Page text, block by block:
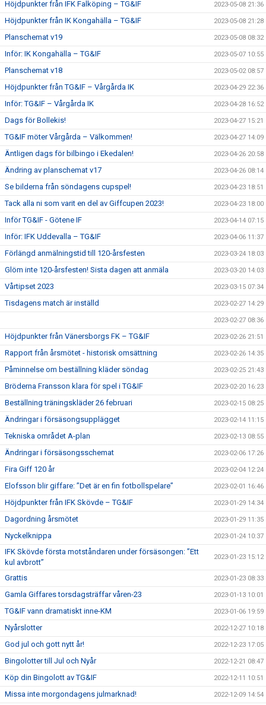
Höjdpunkter från IFK Falköping – TG&IF 2023-05-08 21:36
Höjdpunkter från IK Kongahälla – TG&IF 2023-05-08 21:28
Planschemat v19 2023-05-08 08:32
Inför: IK Kongahälla – TG&IF 2023-05-07 10:55
Planschemat v18 2023-05-02 08:57
Höjdpunkter från TG&IF – Vårgårda IK 2023-04-29 22:36
Inför: TG&IF – Vårgårda IK 2023-04-28 16:52
Dags för Bollekis! 2023-04-27 15:21
TG&IF möter Vårgårda – Välkommen! 2023-04-27 14:09
Äntligen dags för bilbingo i Ekedalen! 2023-04-26 20:58
Ändring av planschemat v17 2023-04-26 08:14
Se bilderna från söndagens cupspel! 2023-04-23 18:51
Tack alla ni som varit en del av Giffcupen 2023! 2023-04-23 18:00
Inför TG&IF - Götene IF 2023-04-14 07:15
Inför: IFK Uddevalla – TG&IF 2023-04-06 11:37
Förlängd anmälningstid till 120-årsfesten 2023-03-24 18:03
Glöm inte 120-årsfesten! Sista dagen att anmäla 2023-03-20 14:03
Vårtipset 2023 2023-03-15 07:34
Tisdagens match är inställd 2023-02-27 14:29
2023-02-27 08:36
Höjdpunkter från Vänersborgs FK – TG&IF 2023-02-26 21:51
Rapport från årsmötet - historisk omsättning 2023-02-26 14:35
Påminnelse om beställning kläder söndag 2023-02-25 21:43
Bröderna Fransson klara för spel i TG&IF 2023-02-20 16:23
Beställning träningskläder 26 februari 2023-02-15 08:25
Ändringar i försäsongsupplägget 2023-02-14 11:15
Tekniska området A-plan 2023-02-13 08:55
Ändringar i försäsongsschemat 2023-02-06 17:26
Fira Giff 120 år 2023-02-04 12:24
Elofsson blir giffare: ”Det är en fin fotbollspelare” 2023-02-01 16:46
Höjdpunkter från IFK Skövde – TG&IF 2023-01-29 14:34
Dagordning årsmötet 2023-01-29 11:35
Nyckelknippa 2023-01-24 10:37
IFK Skövde första motståndaren under försäsongen: ”Ett
kul avbrott”
2023-01-23 15:12
Grattis 2023-01-23 08:33
Gamla Giffares torsdagsträffar våren-23 2023-01-13 10:01
TG&IF vann dramatiskt inne-KM 2023-01-06 19:59
Nyårslotter 2022-12-27 10:18
God jul och gott nytt år! 2022-12-23 17:05
Bingolotter till Jul och Nyår 2022-12-21 08:47
Köp din Bingolott av TG&IF 2022-12-11 10:51
Missa inte morgondagens julmarknad! 2022-12-09 14:54